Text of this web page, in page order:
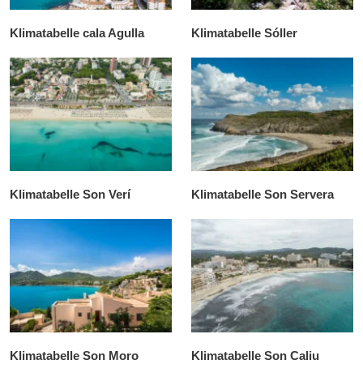
Klimatabelle cala Agulla Klimatabelle Sóller
Klimatabelle Son Verí Klimatabelle Son Servera
Klimatabelle Son Moro Klimatabelle Son Caliu